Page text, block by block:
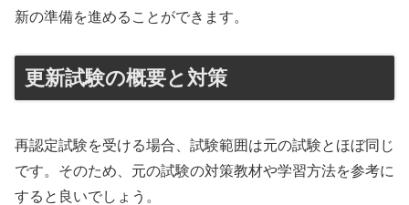
新の準備を進めることができます。
更新試験の概要と対策
再認定試験を受ける場合、試験範囲は元の試験とほぼ同じ
です。そのため、元の試験の対策教材や学習方法を参考に
すると良いでしょう。